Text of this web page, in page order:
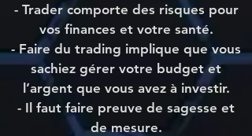
- Trader comporte des risques pour
vos finances et votre santé.
- Faire du trading implique que vous
sachiez gérer votre budget et
l’argent que vous avez à investir.
- Il faut faire preuve de sagesse et
de mesure.